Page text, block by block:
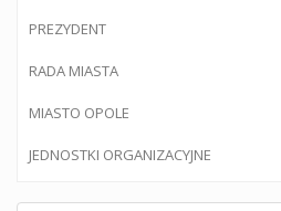
PREZYDENT
RADA MIASTA
MIASTO OPOLE
JEDNOSTKI ORGANIZACYJNE